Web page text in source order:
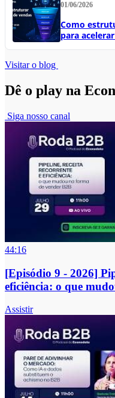
01/06/2026
Como
para
Visitar o blog
Dê o play na
Siga nosso canal
44:16
[Episódio 9 - 2026]
eficiência: o que
Assistir